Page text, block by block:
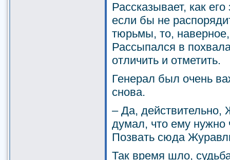
Рассказывает, как
если бы не
тюрьмы, то,
Рассыпался в
отличить и отметить.
Генерал был очень
снова.
– Да,
думал, что ему нужно
Позвать сюда
Так время шло,